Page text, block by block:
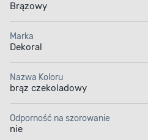
Brązowy
Marka
Dekoral
Nazwa Koloru
brąz czekoladowy
Odporność na szorowanie
nie